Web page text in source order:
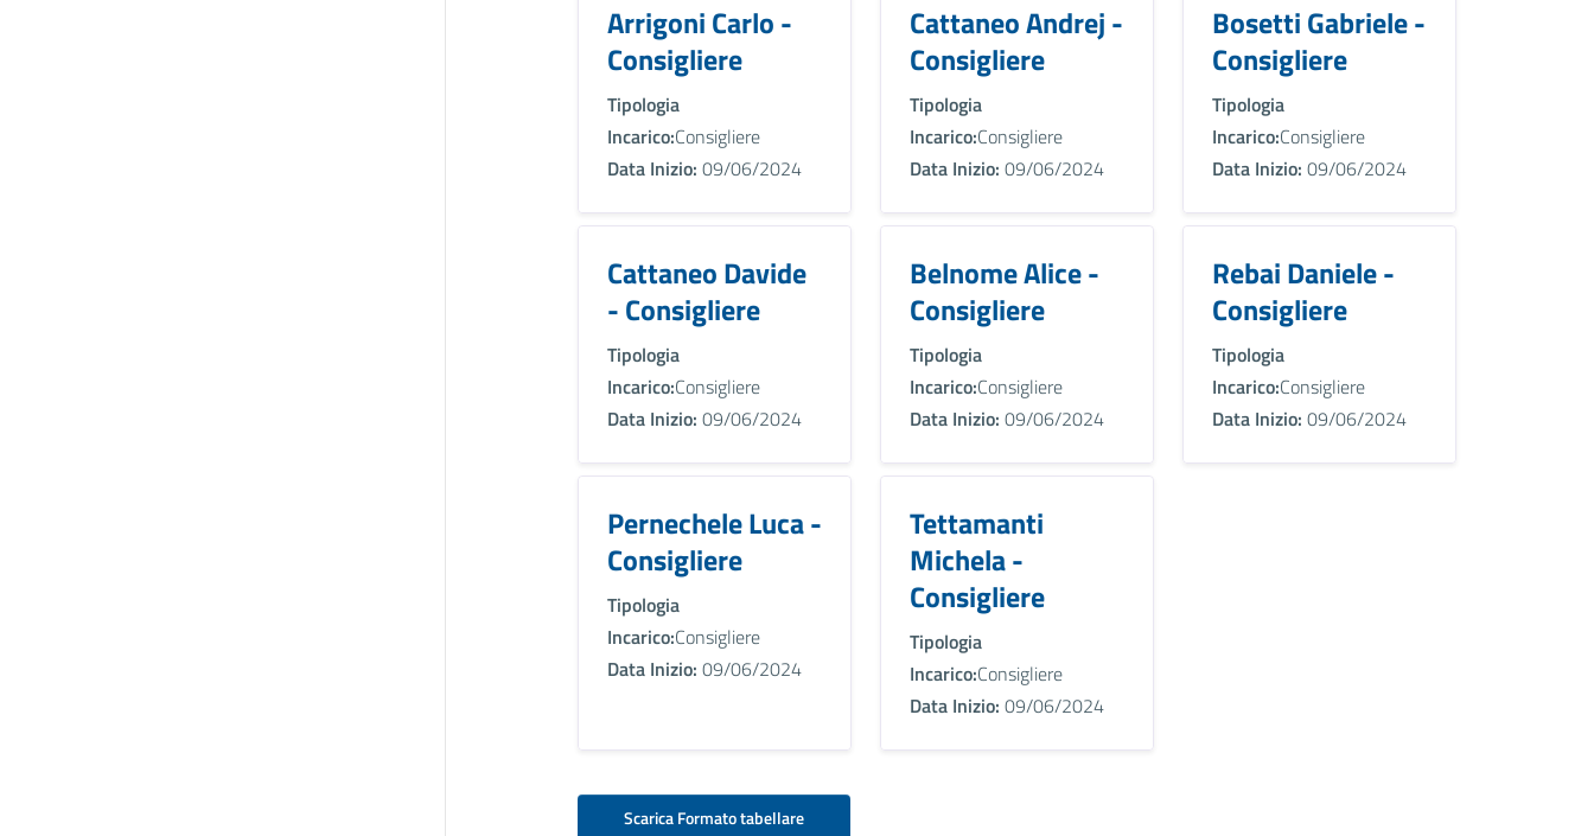
Arrigoni Carlo -
Consigliere
Tipologia
Incarico:Consigliere
Data Inizio: 09/06/2024
Cattaneo Andrej -
Consigliere
Tipologia
Incarico:Consigliere
Data Inizio: 09/06/2024
Bosetti Gabriele -
Consigliere
Tipologia
Incarico:Consigliere
Data Inizio: 09/06/2024
Cattaneo Davide
- Consigliere
Tipologia
Incarico:Consigliere
Data Inizio: 09/06/2024
Belnome Alice -
Consigliere
Tipologia
Incarico:Consigliere
Data Inizio: 09/06/2024
Rebai Daniele -
Consigliere
Tipologia
Incarico:Consigliere
Data Inizio: 09/06/2024
Pernechele Luca -
Consigliere
Tipologia
Incarico:Consigliere
Data Inizio: 09/06/2024
Tettamanti
Michela -
Consigliere
Tipologia
Incarico:Consigliere
Data Inizio: 09/06/2024
Scarica Formato tabellare